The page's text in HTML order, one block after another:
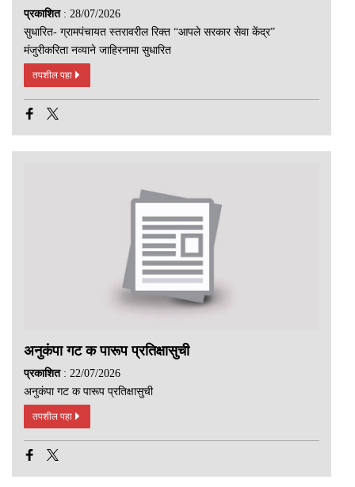
प्रकाशित : 28/07/2026
सुधारित- ग्रामपंचायत स्तरावरील रिक्त “आपले सरकार सेवा केंद्र”
मंजुरीकरिता नव्याने जाहिरनामा सुधारित
तपशील पहा
अनुकंपा गट क पारूप प्रतिक्षासुची
प्रकाशित : 22/07/2026
अनुकंपा गट क पारूप प्रतिक्षासुची
तपशील पहा